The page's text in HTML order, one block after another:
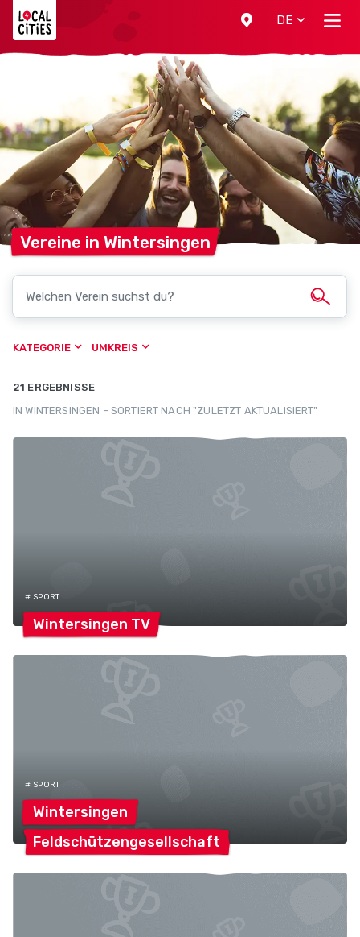
DE
Vereine in Wintersingen
KATEGORIE UMKREIS
21 ERGEBNISSE
IN WINTERSINGEN – SORTIERT NACH "ZULETZT AKTUALISIERT"
# SPORT
Wintersingen TV
# SPORT
Wintersingen
Feldschützengesellschaft